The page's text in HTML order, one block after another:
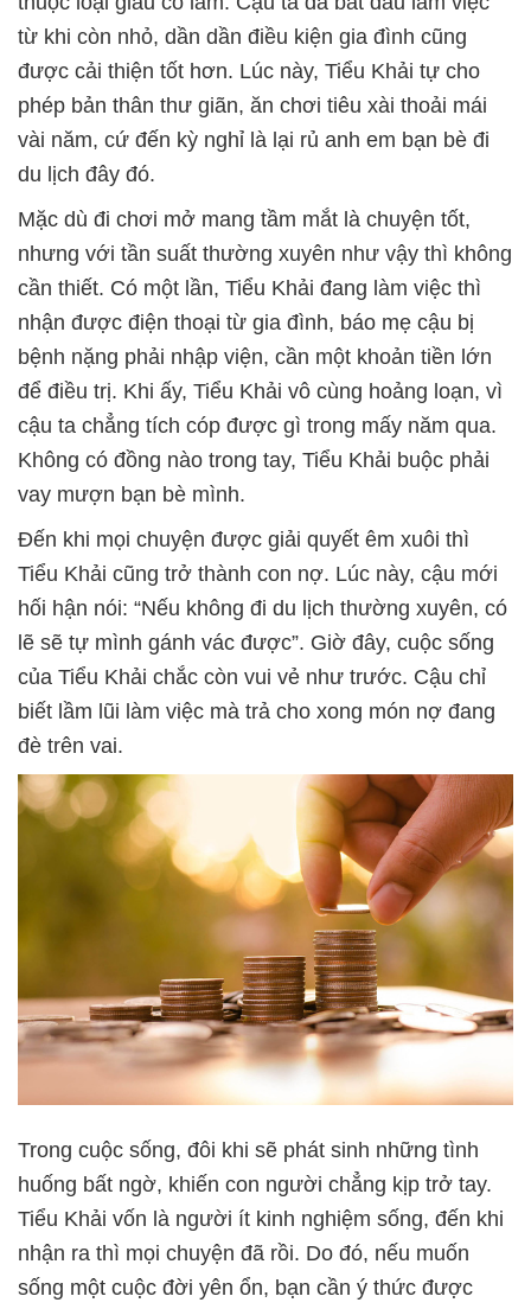
từ khi còn nhỏ, dần dần điều kiện gia đình cũng
được cải thiện tốt hơn. Lúc này, Tiểu Khải tự cho
phép bản thân thư giãn, ăn chơi tiêu xài thoải mái
vài năm, cứ đến kỳ nghỉ là lại rủ anh em bạn bè đi
du lịch đây đó.
Mặc dù đi chơi mở mang tầm mắt là chuyện tốt,
nhưng với tần suất thường xuyên như vậy thì không
cần thiết. Có một lần, Tiểu Khải đang làm việc thì
nhận được điện thoại từ gia đình, báo mẹ cậu bị
bệnh nặng phải nhập viện, cần một khoản tiền lớn
để điều trị. Khi ấy, Tiểu Khải vô cùng hoảng loạn, vì
cậu ta chẳng tích cóp được gì trong mấy năm qua.
Không có đồng nào trong tay, Tiểu Khải buộc phải
vay mượn bạn bè mình.
Đến khi mọi chuyện được giải quyết êm xuôi thì
Tiểu Khải cũng trở thành con nợ. Lúc này, cậu mới
hối hận nói: “Nếu không đi du lịch thường xuyên, có
lẽ sẽ tự mình gánh vác được”. Giờ đây, cuộc sống
của Tiểu Khải chắc còn vui vẻ như trước. Cậu chỉ
biết lầm lũi làm việc mà trả cho xong món nợ đang
đè trên vai.
Trong cuộc sống, đôi khi sẽ phát sinh những tình
huống bất ngờ, khiến con người chẳng kịp trở tay.
Tiểu Khải vốn là người ít kinh nghiệm sống, đến khi
nhận ra thì mọi chuyện đã rồi. Do đó, nếu muốn
sống một cuộc đời yên ổn, bạn cần ý thức được